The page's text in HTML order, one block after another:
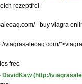
rezeptfrei
- buy viagra
viagrasaleoaq.com/
free
DavidKaw (http://